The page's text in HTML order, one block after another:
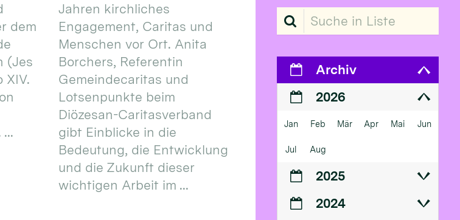
dem
(Jes
XIV.
Jahren kirchliches
Engagement, Caritas und
Menschen vor Ort. Anita
Borchers, Referentin
Gemeindecaritas und
Lotsenpunkte beim
Diözesan-Caritasverband
gibt Einblicke in die
Bedeutung, die Entwicklung
und die Zukunft dieser
wichtigen Arbeit im ...
Suche in Liste
Archiv
2026
Jan Feb Mär Apr Mai Jun
Jul Aug
2025
2024